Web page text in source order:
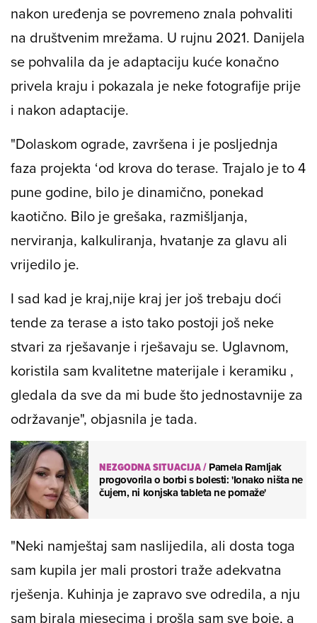
nakon uređenja se povremeno znala pohvaliti
na društvenim mrežama. U rujnu 2021. Danijela
se pohvalila da je adaptaciju kuće konačno
privela kraju i pokazala je neke fotografije prije
i nakon adaptacije.
"Dolaskom ograde, završena i je posljednja
faza projekta ‘od krova do terase. Trajalo je to 4
pune godine, bilo je dinamično, ponekad
kaotično. Bilo je grešaka, razmišljanja,
nerviranja, kalkuliranja, hvatanje za glavu ali
vrijedilo je.
I sad kad je kraj,nije kraj jer još trebaju doći
tende za terase a isto tako postoji još neke
stvari za rješavanje i rješavaju se. Uglavnom,
koristila sam kvalitetne materijale i keramiku ,
gledala da sve da mi bude što jednostavnije za
održavanje", objasnila je tada.
NEZGODNA SITUACIJA/Pamela Ramljak
progovorila o borbi s bolesti: 'Ionako ništa ne
čujem, ni konjska tableta ne pomaže'
"Neki namještaj sam naslijedila, ali dosta toga
sam kupila jer mali prostori traže adekvatna
rješenja. Kuhinja je zapravo sve odredila, a nju
sam birala mjesecima i prošla sam sve boje, a